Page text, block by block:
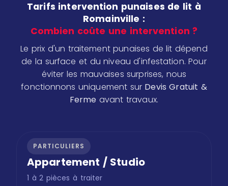
Tarifs intervention punaises de lit à
Romainville :
Combien coûte une intervention ?
Le prix d'un traitement punaises de lit dépend
de la surface et du niveau d'infestation. Pour
éviter les mauvaises surprises, nous
fonctionnons uniquement sur Devis Gratuit &
Ferme avant travaux.
PARTICULIERS
Appartement / Studio
1 à 2 pièces à traiter